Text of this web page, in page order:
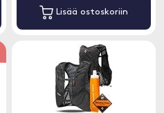
Lisää ostoskoriin